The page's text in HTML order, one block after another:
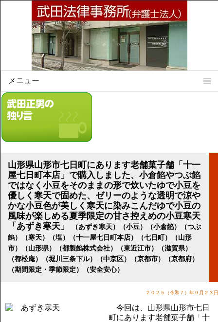
メニュー
Home
所属弁護士
法律相談案内
事務所所在地
リンク集
顧問契約について
講演のご案内
気をつけたい法律のポイント
武田正男の独り言
山形県山形市七日町にあります老舗菓子舗「十一
屋七日町本店」で購入しました、小倉餡やつぶ餡
ではなく小豆をそのままの形で炊いたゆで小豆を
優しく寒天で固めた、ゼリーのような透明で涼や
かな小豆色が美しく寒天に染みこんだゆで小豆の
風味が楽しめる夏季限定の甘さ控えめの小豆寒天
「あずき寒天」
（あずき寒天）（小豆）（小倉餡）（つぶ
餡）（寒天）（塩）（十一屋七日町本店）（七日町）（山形
市）（山形県）（都製餡株式会社）（東近江市）（滋賀県）
（都松庵）（堀川三条下ル）（中京区）（京都市）（京都府）
（期間限定・季節限定）（安全安心）
２０２５（令和７）年９月２３日
今回は、山形県山形市七日
町にあります老舗菓子舗「十